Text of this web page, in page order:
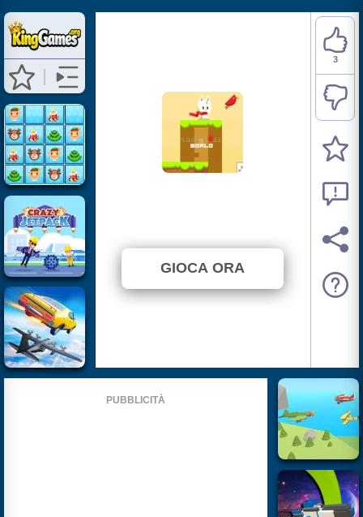
GIOCA ORA
3
PUBBLICITÀ